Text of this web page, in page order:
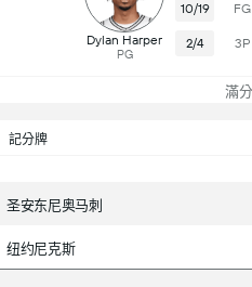
記分牌
圣安东尼奥马刺
纽约尼克斯
Dylan Harper
PG
10/19 FG
2/4 3P
滿分